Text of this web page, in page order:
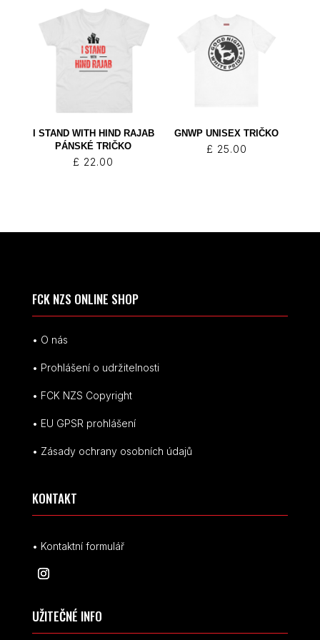
I STAND WITH HIND RAJAB
PÁNSKÉ TRIČKO
£ 22.00
GNWP UNISEX TRIČKO
£ 25.00
FCK NZS ONLINE SHOP
• O nás
• Prohlášení o udržitelnosti
• FCK NZS Copyright
• EU GPSR prohlášení
• Zásady ochrany osobních údajů
KONTAKT
• Kontaktní formulář
UŽITEČNÉ INFO